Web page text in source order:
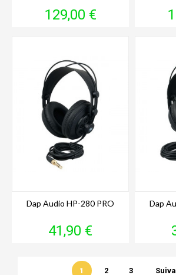
Prix
129,00 €
Dap Audio HP-280 PRO
Prix
41,90 €
Dap
1 2 3